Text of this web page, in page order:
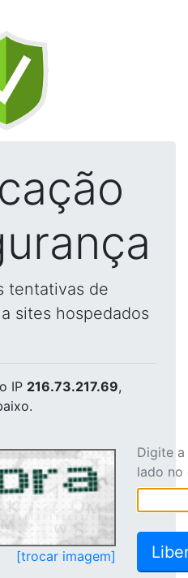
tentativas de
sites hospedados
IP 216.73.217.69,
[trocar imagem]
Digite
lado no